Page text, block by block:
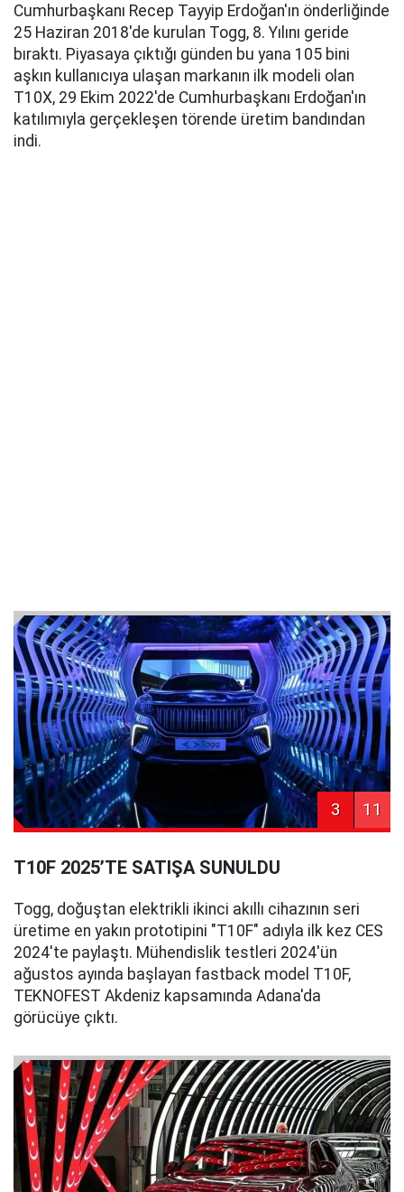
Cumhurbaşkanı Recep Tayyip Erdoğan'ın önderliğinde
25 Haziran 2018'de kurulan Togg, 8. Yılını geride
bıraktı. Piyasaya çıktığı günden bu yana 105 bini
aşkın kullanıcıya ulaşan markanın ilk modeli olan
T10X, 29 Ekim 2022'de Cumhurbaşkanı Erdoğan'ın
katılımıyla gerçekleşen törende üretim bandından
indi.
3 11
T10F 2025’TE SATIŞA SUNULDU
Togg, doğuştan elektrikli ikinci akıllı cihazının seri
üretime en yakın prototipini "T10F" adıyla ilk kez CES
2024'te paylaştı. Mühendislik testleri 2024'ün
ağustos ayında başlayan fastback model T10F,
TEKNOFEST Akdeniz kapsamında Adana'da
görücüye çıktı.